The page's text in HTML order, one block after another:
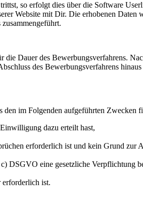
so erfolgt dies über die Software
Website mit Dir. Die erhobenen
Dauer des Bewerbungsverfahrens.
des Bewerbungsverfahrens
im Folgenden aufgeführten
dazu erteilt hast,
erforderlich ist und kein Grund zur
DSGVO eine gesetzliche Verpflichtung
ist.